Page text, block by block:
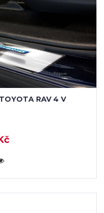
RAV 4 V